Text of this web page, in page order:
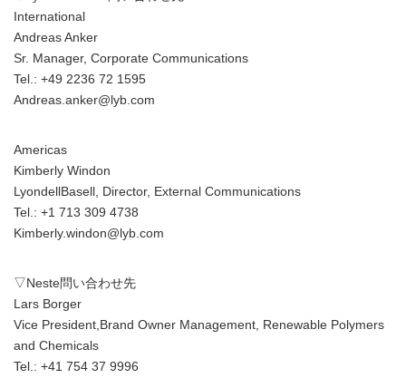
International
Andreas Anker
Sr. Manager, Corporate Communications
Tel.: +49 2236 72 1595
Andreas.anker@lyb.com
Americas
Kimberly Windon
LyondellBasell, Director, External Communications
Tel.: +1 713 309 4738
Kimberly.windon@lyb.com
▽Neste問い合わせ先
Lars Borger
Vice President,Brand Owner Management, Renewable Polymers
and Chemicals
Tel.: +41 754 37 9996